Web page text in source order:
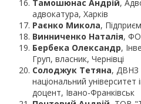
Тамошюнас Андрій,
адвокатура, Харків
Раєнко Микола,
Винниченко Наталія,
Бербека Олександр,
Груп, власник, Чернівці
Солоджук Тетяна, ДВНЗ
національний
доцент, Івано-Франківськ